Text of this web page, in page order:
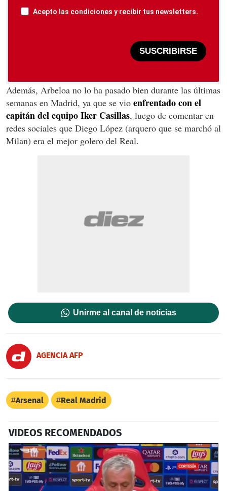
Acepto las condiciones y recibir tus newsletters.
SUSCRIBIRSE
Además, Arbeloa no lo ha pasado bien durante las últimas
semanas en Madrid, ya que se vio enfrentado con el
capitán del equipo Iker Casillas, luego de comentar en
redes sociales que Diego López (arquero que se marchó al
Milan) era el mejor golero del Real.
Unirme al canal de noticias
AGENCIA AFP
Arsenal Real Madrid
VIDEOS RECOMENDADOS